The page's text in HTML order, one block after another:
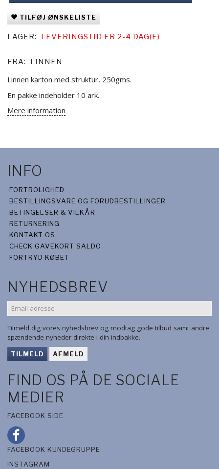
TILFØJ ØNSKELISTE
LAGER: LEVERINGSTID ER 2-4 DAG(E)
FRA: LINNEN
Linnen karton med struktur, 250gms.
En pakke indeholder 10 ark.
Mere information
INFO
FORTROLIGHED
BESTILLINGSVARE OG FORUDBESTILLINGER
BETINGELSER & VILKÅR
RETURNERING
KONTAKT OS
CHECK GAVEKORT SALDO
FORTRYD KØBET
NYHEDSBREV
EMAIL-
ADRESSE
Tilmeld dig vores nyhedsbrev og modtag gode tilbud samt andre
spændende nyheder direkte i din indbakke.
TILMELD AFMELD
FIND OS PÅ DE SOCIALE
MEDIER
FACEBOOK SIDE
FACEBOOK KUNDEGRUPPE
INSTAGRAM